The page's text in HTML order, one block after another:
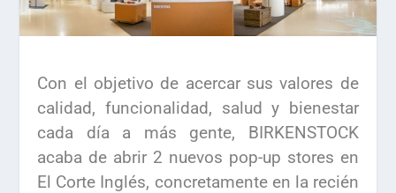
Con el objetivo de acercar sus valores de
calidad, funcionalidad, salud y bienestar
cada día a más gente, BIRKENSTOCK
acaba de abrir 2 nuevos pop-up stores en
El Corte Inglés, concretamente en la recién